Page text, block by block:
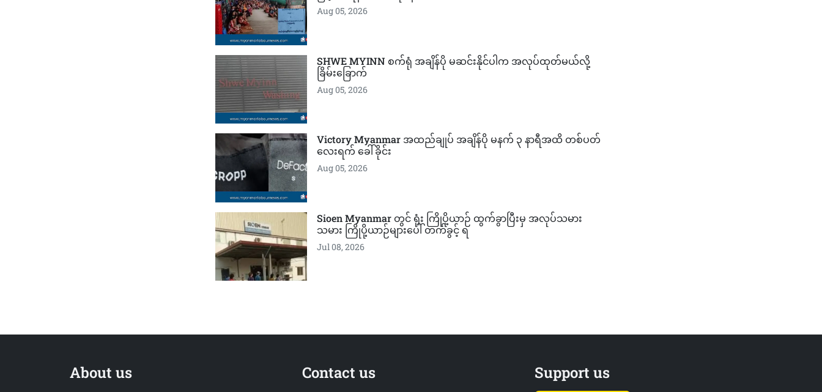
Aug 05, 2026
SHWE MYINN စက်ရုံ အချိန်ပို မဆင်းနိုင်ပါက အလုပ်ထုတ်မယ်လို့
ခြိမ်းခြောက်
Aug 05, 2026
Victory Myanmar အထည်ချုပ် အချိန်ပို မနက် ၃ နာရီအထိ တစ်ပတ်
လေးရက် ခေါ်ခိုင်း
Aug 05, 2026
Sioen Myanmar တွင် ရုံး ကြိုပို့ယာဉ် ထွက်ခွာပြီးမှ အလုပ်သမား
သမား ကြိုပို့ယာဉ်များပေါ် တက်ခွင့် ရ
Jul 08, 2026
About us Contact us Support us